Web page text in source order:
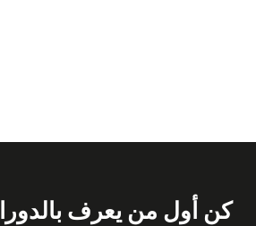
كن أول من يعرف